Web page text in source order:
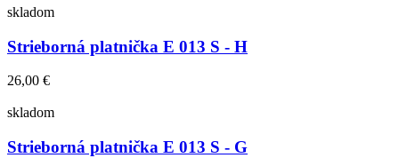
skladom
Strieborná platnička E 013 S - H
26,00 €
skladom
Strieborná platnička E 013 S - G